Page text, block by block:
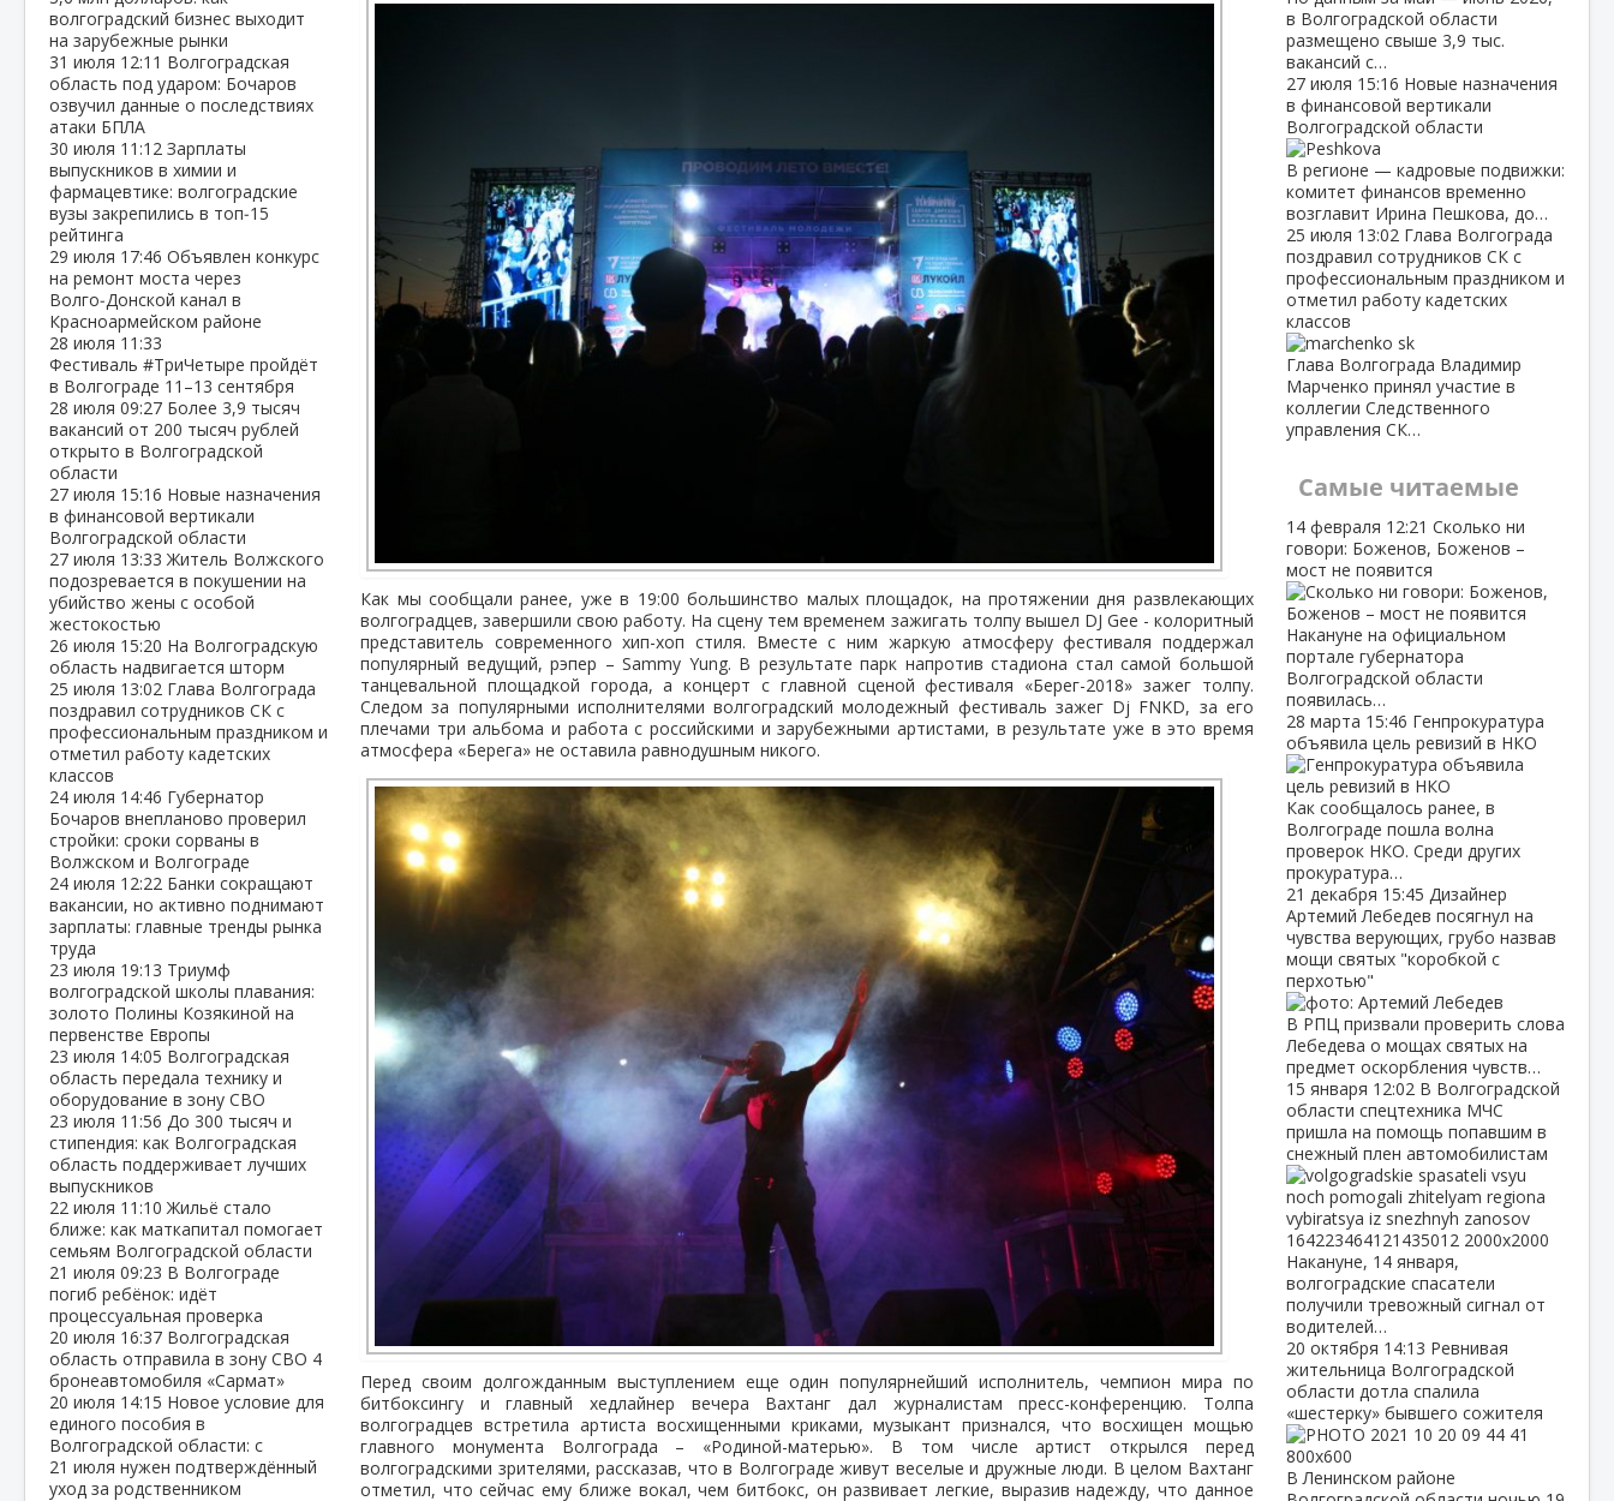
волгоградский бизнес выходит
на зарубежные рынки
31 июля 12:11 Волгоградская
область под ударом: Бочаров
озвучил данные о последствиях
атаки БПЛА
30 июля 11:12 Зарплаты
выпускников в химии и
фармацевтике: волгоградские
вузы закрепились в топ‑15
рейтинга
29 июля 17:46 Объявлен конкурс
на ремонт моста через
Волго‑Донской канал в
Красноармейском районе
28 июля 11:33
Фестиваль #ТриЧетыре пройдёт
в Волгограде 11–13 сентября
28 июля 09:27 Более 3,9 тысяч
вакансий от 200 тысяч рублей
открыто в Волгоградской
области
27 июля 15:16 Новые назначения
в финансовой вертикали
Волгоградской области
27 июля 13:33Житель Волжского
подозревается в покушении на
убийство жены с особой
жестокостью
26 июля 15:20 На Волгоградскую
область надвигается шторм
25 июля 13:02 Глава Волгограда
поздравил сотрудников СК с
профессиональным праздником и
отметил работу кадетских
классов
24 июля 14:46 Губернатор
Бочаров внепланово проверил
стройки: сроки сорваны в
Волжском и Волгограде
24 июля 12:22 Банки сокращают
вакансии, но активно поднимают
зарплаты: главные тренды рынка
труда
23 июля 19:13 Триумф
волгоградской школы плавания:
золото Полины Козякиной на
первенстве Европы
23 июля 14:05 Волгоградская
область передала технику и
оборудование в зону СВО
23 июля 11:56 До 300 тысяч и
стипендия: как Волгоградская
область поддерживает лучших
выпускников
22 июля 11:10Жильё стало
ближе: как маткапитал помогает
семьям Волгоградской области
21 июля 09:23 В Волгограде
погиб ребёнок: идёт
процессуальная проверка
20 июля 16:37 Волгоградская
область отправила в зону СВО 4
бронеавтомобиля «Сармат»
20 июля 14:15 Новое условие для
единого пособия в
Волгоградской области: с
21 июля нужен подтверждённый
уход за родственником
Как мы сообщали ранее, уже в 19:00 большинство малых площадок, на протяжении дня развлекающих
волгоградцев, завершили свою работу. На сцену тем временем зажигать толпу вышел DJ Gee - колоритный
представитель современного хип-хоп стиля. Вместе с ним жаркую атмосферу фестиваля поддержал
популярный ведущий, рэпер – Sammy Yung. В результате парк напротив стадиона стал самой большой
танцевальной площадкой города, а концерт с главной сценой фестиваля «Берег-2018» зажег толпу.
Следом за популярными исполнителями волгоградский молодежный фестиваль зажег Dj FNKD, за его
плечами три альбома и работа с российскими и зарубежными артистами, в результате уже в это время
атмосфера «Берега» не оставила равнодушным никого.
Перед своим долгожданным выступлением еще один популярнейший исполнитель, чемпион мира по
битбоксингу и главный хедлайнер вечера Вахтанг дал журналистам пресс-конференцию. Толпа
волгоградцев встретила артиста восхищенными криками, музыкант признался, что восхищен мощью
главного монумента Волгограда – «Родиной-матерью». В том числе артист открылся перед
волгоградскими зрителями, рассказав, что в Волгограде живут веселые и дружные люди. В целом Вахтанг
отметил, что сейчас ему ближе вокал, чем битбокс, он развивает легкие, выразив надежду, что данное
в Волгоградской области
размещено свыше 3,9 тыс.
вакансий с…
27 июля 15:16 Новые назначения
в финансовой вертикали
Волгоградской области
В регионе — кадровые подвижки:
комитет финансов временно
возглавит Ирина Пешкова, до…
25 июля 13:02 Глава Волгограда
поздравил сотрудников СК с
профессиональным праздником и
отметил работу кадетских
классов
Глава Волгограда Владимир
Марченко принял участие в
коллегии Следственного
управления СК…
Самые читаемые
14 февраля 12:21 Сколько ни
говори: Боженов, Боженов –
мост не появится
Накануне на официальном
портале губернатора
Волгоградской области
появилась…
28 марта 15:46 Генпрокуратура
объявила цель ревизий в НКО
Как сообщалось ранее, в
Волгограде пошла волна
проверок НКО. Среди других
прокуратура…
21 декабря 15:45 Дизайнер
Артемий Лебедев посягнул на
чувства верующих, грубо назвав
мощи святых "коробкой с
перхотью"
В РПЦ призвали проверить слова
Лебедева о мощах святых на
предмет оскорбления чувств…
15 января 12:02 В Волгоградской
области спецтехника МЧС
пришла на помощь попавшим в
снежный плен автомобилистам
Накануне, 14 января,
волгоградские спасатели
получили тревожный сигнал от
водителей…
20 октября 14:13 Ревнивая
жительница Волгоградской
области дотла спалила
«шестерку» бывшего сожителя
В Ленинском районе